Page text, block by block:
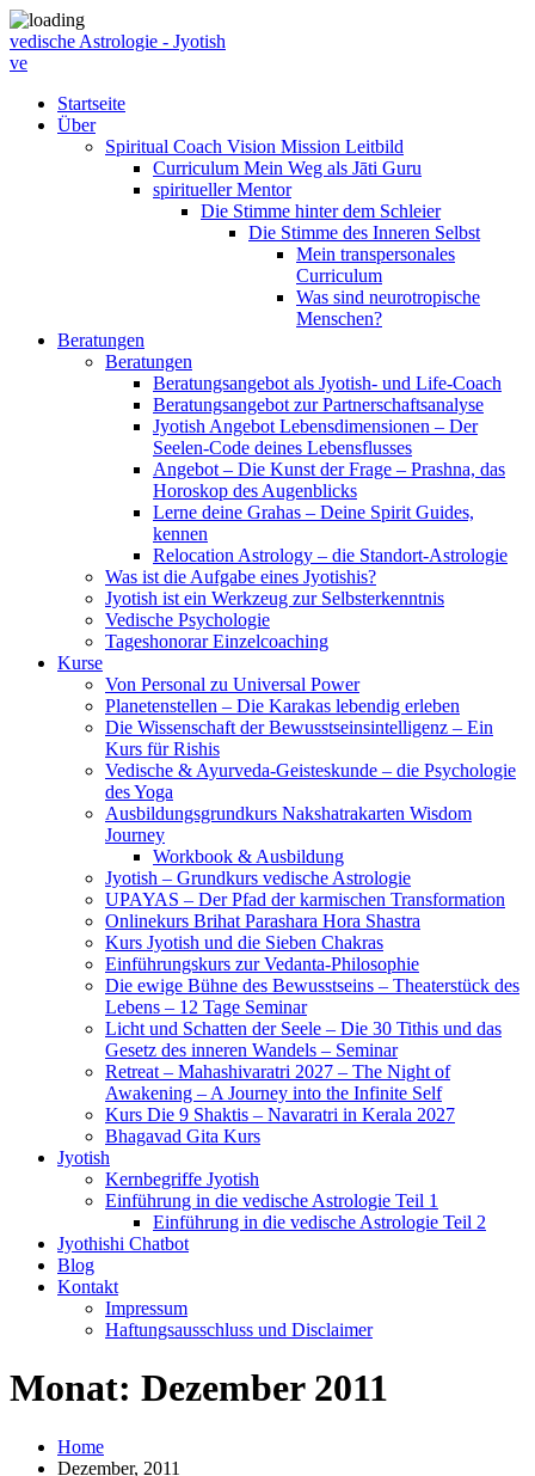
vedische Astrologie - Jyotish
ve
Startseite
Über
Spiritual Coach Vision Mission Leitbild
Curriculum Mein Weg als Jāti Guru
spiritueller Mentor
Die Stimme hinter dem Schleier
Die Stimme des Inneren Selbst
Mein transpersonales
Curriculum
Was sind neurotropische
Menschen?
Beratungen
Beratungen
Beratungsangebot als Jyotish- und Life-Coach
Beratungsangebot zur Partnerschaftsanalyse
Jyotish Angebot Lebensdimensionen – Der
Seelen-Code deines Lebensflusses
Angebot – Die Kunst der Frage – Prashna, das
Horoskop des Augenblicks
Lerne deine Grahas – Deine Spirit Guides,
kennen
Relocation Astrology – die Standort-Astrologie
Was ist die Aufgabe eines Jyotishis?
Jyotish ist ein Werkzeug zur Selbsterkenntnis
Vedische Psychologie
Tageshonorar Einzelcoaching
Kurse
Von Personal zu Universal Power
Planetenstellen – Die Karakas lebendig erleben
Die Wissenschaft der Bewusstseinsintelligenz – Ein
Kurs für Rishis
Vedische & Ayurveda-Geisteskunde – die Psychologie
des Yoga
Ausbildungsgrundkurs Nakshatrakarten Wisdom
Journey
Workbook & Ausbildung
Jyotish – Grundkurs vedische Astrologie
UPAYAS – Der Pfad der karmischen Transformation
Onlinekurs Brihat Parashara Hora Shastra
Kurs Jyotish und die Sieben Chakras
Einführungskurs zur Vedanta-Philosophie
Die ewige Bühne des Bewusstseins – Theaterstück des
Lebens – 12 Tage Seminar
Licht und Schatten der Seele – Die 30 Tithis und das
Gesetz des inneren Wandels – Seminar
Retreat – Mahashivaratri 2027 – The Night of
Awakening – A Journey into the Infinite Self
Kurs Die 9 Shaktis – Navaratri in Kerala 2027
Bhagavad Gita Kurs
Jyotish
Kernbegriffe Jyotish
Einführung in die vedische Astrologie Teil 1
Einführung in die vedische Astrologie Teil 2
Jyothishi Chatbot
Blog
Kontakt
Impressum
Haftungsausschluss und Disclaimer
Monat: Dezember 2011
Home
Dezember, 2011